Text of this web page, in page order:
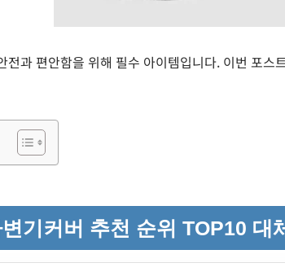
전과 편안함을 위해 필수 아이템입니다. 이번 포스
기커버 추천 순위 TOP10 대